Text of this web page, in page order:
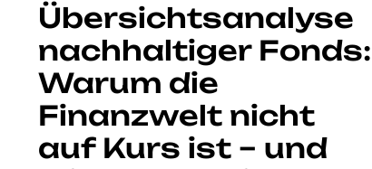
Übersichtsanalyse
nachhaltiger Fonds:
Warum die
Finanzwelt nicht
auf Kurs ist – und